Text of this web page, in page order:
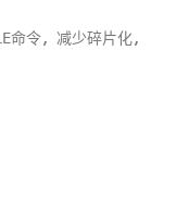
命令，减少碎片化，